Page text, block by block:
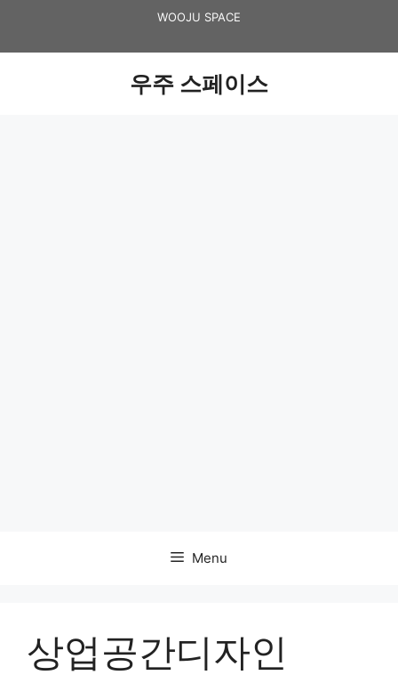
content
WOOJU SPACE
우주 스페이스
Menu
상업공간디자인